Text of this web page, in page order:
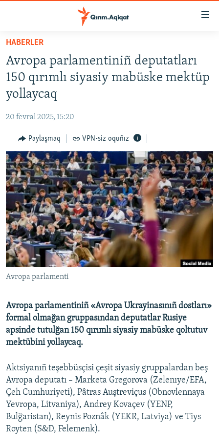
Esas
qaytmaq
Baş
navigatsiyağa
qaytmaq
Qıdıruvğa
SİYASET
İQTİSADİYAT
MEDENİYET
İNSAN AQLARI
VİDEO
SÜRET
BLOGLAR
FİKİR
Русский
Українською
QOŞULIÑIZ!
RFE/RS bütün saytları
HABERLER
Avropa parlamentiniñ deputatları
150 qırımlı siyasiy mabüske mektüp
yollaycaq
20 fevral 2025, 15:20
Paylaşmaq VPN-siz oquñız
Avropa parlamenti
Avropa parlamentiniñ «Avropa Ukrayinasınıñ dostları»
formal olmağan gruppasından deputatlar Rusiye
apsinde tutulğan 150 qırımlı siyasiy mabüske qoltutuv
mektübini yollaycaq.
Aktsiyanıñ teşebbüsçisi çeşit siyasiy gruppalardan beş
Avropa deputatı – Marketa Gregorova (Zelenıye/EFA,
Çeh Cumhuriyeti), Pâtras Auştreviçus (Obnovlennaya
Yevropa, Litvaniya), Andrey Kovaçev (YENP,
Bulğaristan), Reynis Poznâk (YEKR, Latviya) ve Tiys
Royten (S&D, Felemenk).